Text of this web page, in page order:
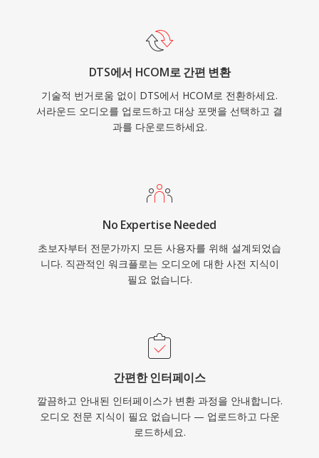
DTS에서 HCOM로 간편 변환
기술적 번거로움 없이 DTS에서 HCOM로 전환하세요.
서라운드 오디오를 업로드하고 대상 포맷을 선택하고 결
과를 다운로드하세요.
No Expertise Needed
초보자부터 전문가까지 모든 사용자를 위해 설계되었습
니다. 직관적인 워크플로는 오디오에 대한 사전 지식이
필요 없습니다.
간편한 인터페이스
깔끔하고 안내된 인터페이스가 변환 과정을 안내합니다.
오디오 전문 지식이 필요 없습니다 — 업로드하고 다운
로드하세요.